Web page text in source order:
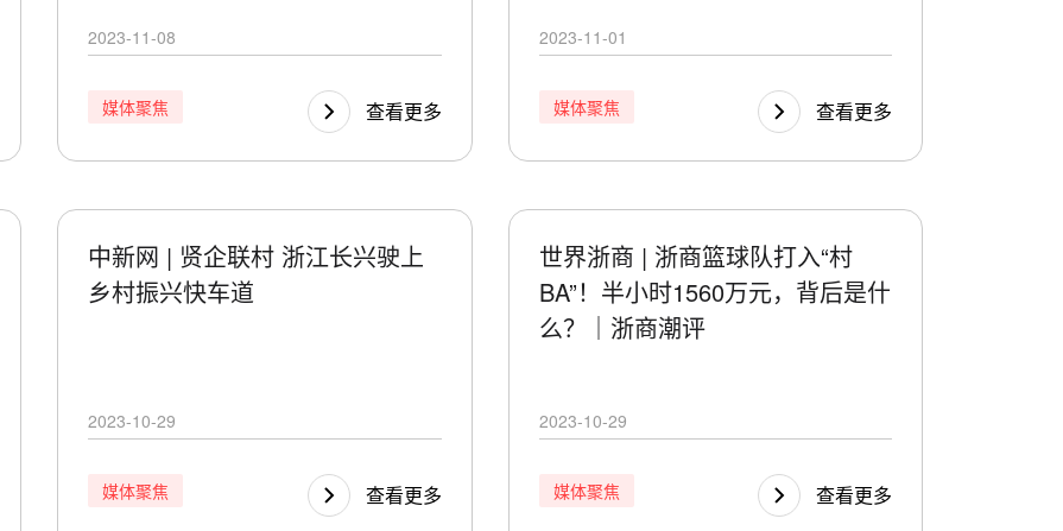
2023-11-08
媒体聚焦 查看更多
2023-11-01
媒体聚焦 查看更多
中新网 | 贤企联村 浙江长兴驶上
乡村振兴快车道
2023-10-29
媒体聚焦 查看更多
世界浙商 | 浙商篮球队打入“村
BA”！半小时1560万元，背后是什
么？｜浙商潮评
2023-10-29
媒体聚焦 查看更多